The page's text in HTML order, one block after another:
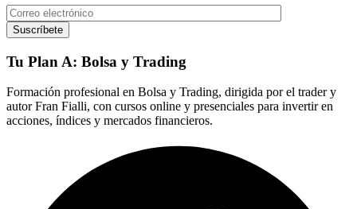
Tu Plan A: Bolsa y Trading
Formación profesional en Bolsa y Trading, dirigida por el trader y
autor Fran Fialli, con cursos online y presenciales para invertir en
acciones, índices y mercados financieros.